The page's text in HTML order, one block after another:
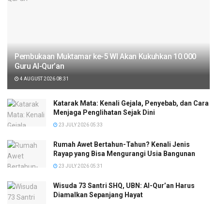
Pembukaan Muktamar ke-5 WI Akan Kukuhkan 10.000
Guru Al-Qur’an
4 AUGUST 2026 08:31
Katarak Mata: Kenali Gejala, Penyebab, dan Cara
Menjaga Penglihatan Sejak Dini
23 JULY 2026 05:33
Rumah Awet Bertahun-Tahun? Kenali Jenis
Rayap yang Bisa Mengurangi Usia Bangunan
23 JULY 2026 05:31
Wisuda 73 Santri SHQ, UBN: Al-Qur’an Harus
Diamalkan Sepanjang Hayat